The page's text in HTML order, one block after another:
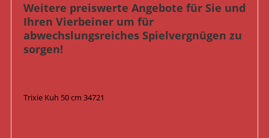
Weitere preiswerte Angebote für Sie und
Ihren Vierbeiner um für
abwechslungsreiches Spielvergnügen zu
sorgen!
Trixie Kuh 50 cm 34721